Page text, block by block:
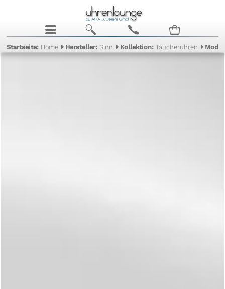
j b c n
Startseite: Home Hersteller:Sinn Kollektion:Taucheruhren